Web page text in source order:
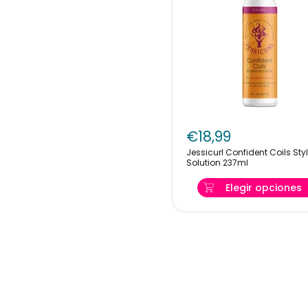
Confident
Coils
Styling
Solution
237ml
€18,99
Jessicurl Confident Coils
Solution 237ml
Elegir opciones